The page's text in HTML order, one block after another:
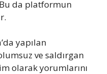
da platformun
yapılan
ve saldırgan
olarak yorumlarını